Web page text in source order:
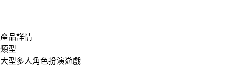
產品詳情
類型
大型多人角色扮演遊戲